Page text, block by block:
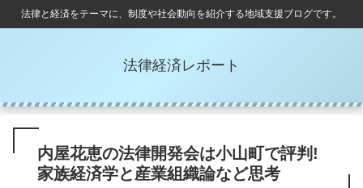
法律と経済をテーマに、制度や社会動向を紹介する地域支援ブログです。
法律経済レポート
内屋花恵の法律開発会は小山町で評判!
家族経済学と産業組織論など思考